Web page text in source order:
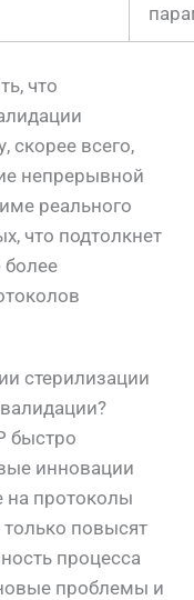
что
скорее всего,
непрерывной
реального
что подтолкнет
стерилизации
быстро
инновации
на протоколы
повысят
процесса
проблемы и